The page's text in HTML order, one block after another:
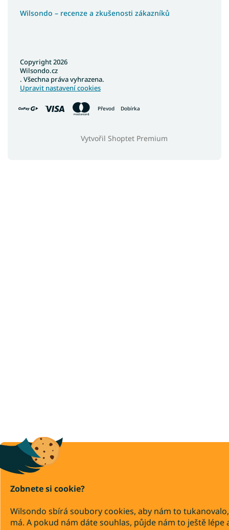
Zobnete si cookie?
Wilsondo sbírá soubory cookies, aby nám to
má. A pokud nám dáte souhlas, půjde nám to ještě lépe
Wilsondo – recenze a zkušenosti zákazníků
Převod Dobírka
Vytvořil Shoptet Premium
Copyright 2026
Wilsondo.cz
. Všechna práva vyhrazena.
Upravit nastavení cookies